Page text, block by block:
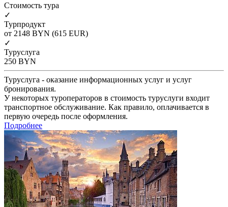
Cтоимость тура
✓
Турпродукт
от 2148 BYN (615 EUR)
✓
Туруслуга
250 BYN
Туруслуга - оказание информационных услуг и услуг
бронирования.
У некоторых туроператоров в стоимость туруслуги входит
транспортное обслуживание. Как правило, оплачивается в
первую очередь после оформления.
Подробнее